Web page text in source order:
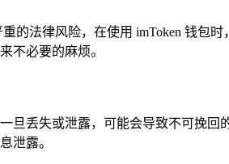
的法律风险，在使用 imToken 钱包
不必要的麻烦。
旦丢失或泄露，可能会导致不可挽回
泄露。